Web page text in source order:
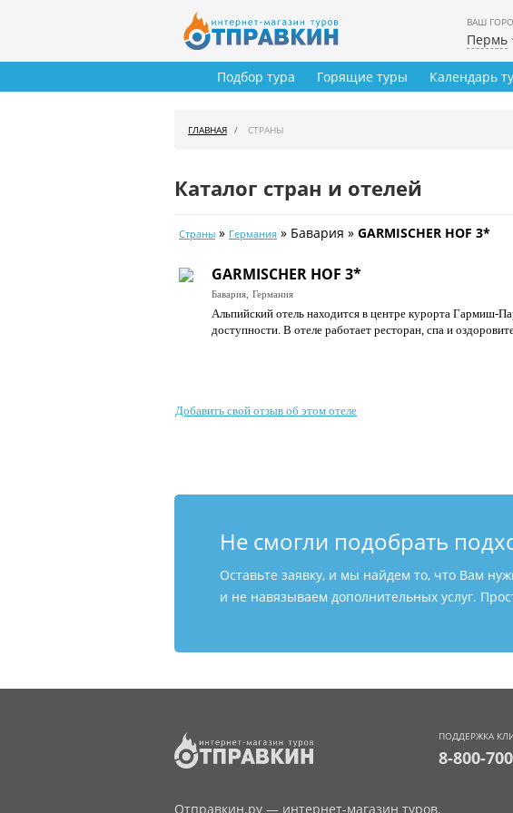
ВАШ
Пермь
Подбор тура Горящие туры Календарь
ГЛАВНАЯ СТРАНЫ
Каталог стран и отелей
Страны » Германия » Бавария » GARMISCHER HOF 3*
GARMISCHER HOF 3*
Бавария, Германия
Альпийский отель находится в центре курорта Гармиш-
доступности. В отеле работает ресторан, спа и
Добавить свой отзыв об этом отеле
Не смогли подобрать
Оставьте заявку, и мы найдем то, что Вам
и не навязываем дополнительных услуг.
ПОДДЕРЖКА
8-800-
Отправкин.ру — интернет-магазин туров.